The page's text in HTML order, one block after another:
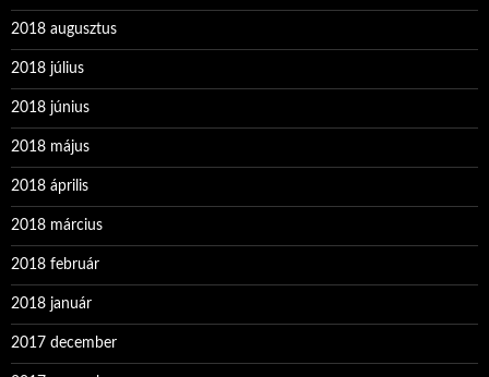
2018 augusztus
2018 július
2018 június
2018 május
2018 április
2018 március
2018 február
2018 január
2017 december